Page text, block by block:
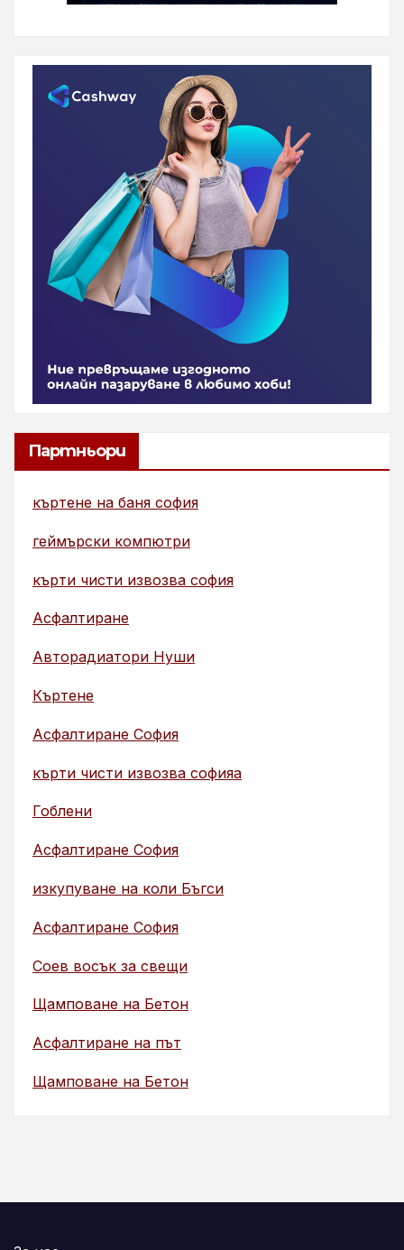
Партньори
къртене на баня софия
геймърски компютри
кърти чисти извозва софия
Асфалтиране
Авторадиатори Нуши
Къртене
Асфалтиране София
кърти чисти извозва софияа
Гоблени
Асфалтиране София
изкупуване на коли Бъгси
Асфалтиране София
Соев восък за свещи
Щамповане на Бетон
Асфалтиране на път
Щамповане на Бетон